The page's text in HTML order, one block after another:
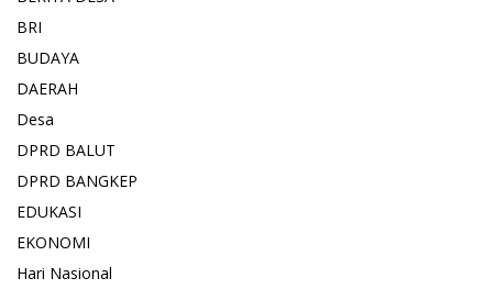
BRI
BUDAYA
DAERAH
Desa
DPRD BALUT
DPRD BANGKEP
EDUKASI
EKONOMI
Hari Nasional